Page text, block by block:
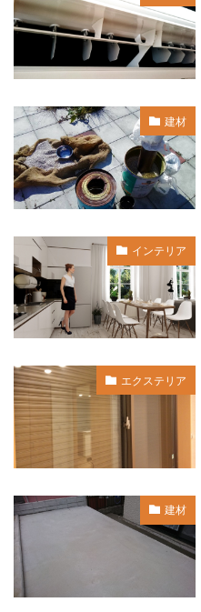
建材
インテリア
エクステリア
建材